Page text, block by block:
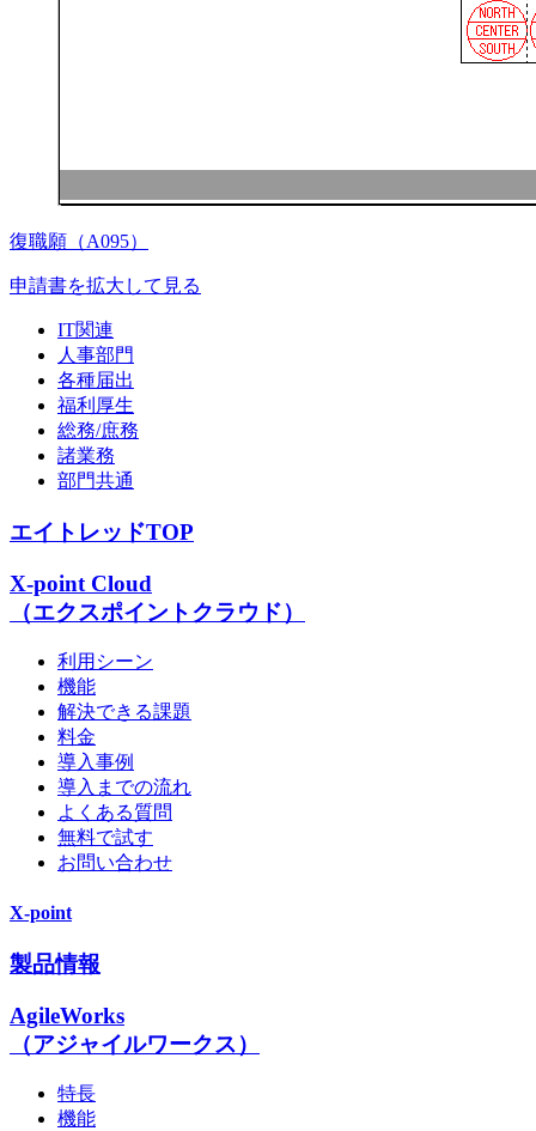
復職願（A095）
申請書を拡大して見る
IT関連
人事部門
各種届出
福利厚生
総務/庶務
諸業務
部門共通
エイトレッドTOP
X-point Cloud
（エクスポイントクラウド）
利用シーン
機能
解決できる課題
料金
導入事例
導入までの流れ
よくある質問
無料で試す
お問い合わせ
X-point
製品情報
AgileWorks
（アジャイルワークス）
特長
機能